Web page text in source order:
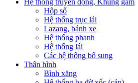
Hệ thống truyền động, Khung gầm
Hộp số
Hệ thống trục lái
Lazang, bánh xe
Hệ thống phanh
Hệ thống lái
Các hệ thống bổ sung
Thân hình
Bình xăng